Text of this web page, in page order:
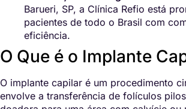
Barueri, SP, a Clínica Refio está
pacientes de todo o Brasil com
eficiência.
O Que é o Implante
O implante capilar é um procedimento
envolve a transferência de folículos